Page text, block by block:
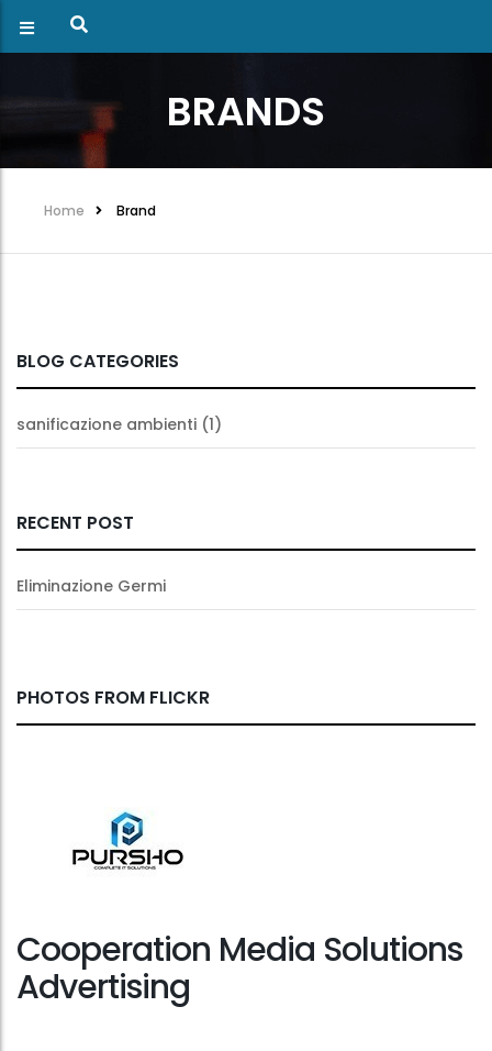
BRANDS
Home Brand
BLOG CATEGORIES
sanificazione ambienti (1)
RECENT POST
Eliminazione Germi
PHOTOS FROM FLICKR
Cooperation Media Solutions
Advertising